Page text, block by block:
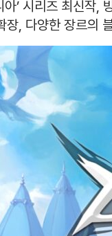
아’ 시리즈 최신작
, 다양한 장르의